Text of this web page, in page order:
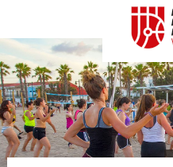
Agenda
Instalaciones
Comunicación
Valencia en deporte